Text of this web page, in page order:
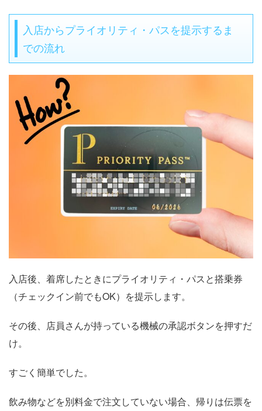
入店からプライオリティ・パスを提示するま
での流れ
入店後、着席したときにプライオリティ・パスと搭乗券
（チェックイン前でもOK）を提示します。
その後、店員さんが持っている機械の承認ボタンを押すだ
け。
すごく簡単でした。
飲み物などを別料金で注文していない場合、帰りは伝票を